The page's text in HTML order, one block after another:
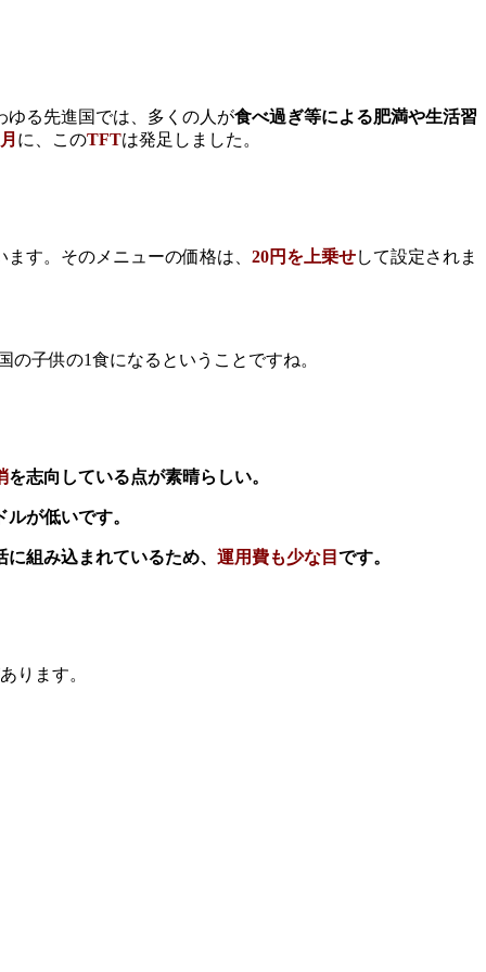
ゆる先進国では、多くの人が食べ過ぎ等による肥満や生活習
に、このTFTは発足しました。
ます。そのメニューの価格は、 20円を上乗せして設定されま
子供の1食になるということですね。
を志向している点が素晴らしい。
が低いです。
組み込まれているため、 運用費も少な目 です。
ります。